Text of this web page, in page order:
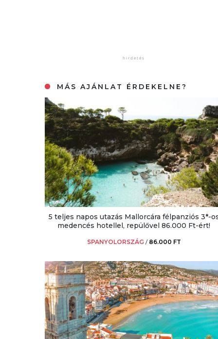
MÁS AJÁNLAT ÉRDEKELNE?
5 teljes napos utazás Mallorcára félpanziós 3*-
medencés hotellel, repülővel 86.000 Ft-ért!
SPANYOLORSZÁG / 86.000 FT